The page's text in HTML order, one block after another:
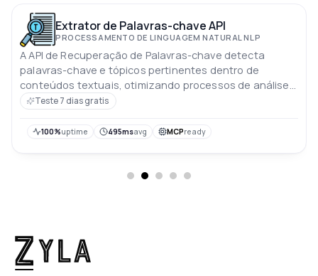
Extrator de Palavras-chave API
PROCESSAMENTO DE LINGUAGEM NATURAL NLP
A API de Recuperação de Palavras-chave detecta
palavras-chave e tópicos pertinentes dentro de
conteúdos textuais, otimizando processos de análise
e otimização de conteúdo
Teste 7 dias gratis
100%uptime 495msavg MCPready